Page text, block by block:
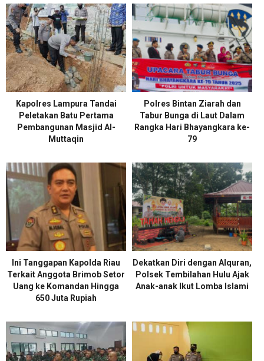
Kapolres Lampura Tandai
Peletakan Batu Pertama
Pembangunan Masjid Al-
Muttaqin
Polres Bintan Ziarah dan
Tabur Bunga di Laut Dalam
Rangka Hari Bhayangkara ke-
79
Ini Tanggapan Kapolda Riau
Terkait Anggota Brimob Setor
Uang ke Komandan Hingga
650 Juta Rupiah
Dekatkan Diri dengan Alquran,
Polsek Tembilahan Hulu Ajak
Anak-anak Ikut Lomba Islami